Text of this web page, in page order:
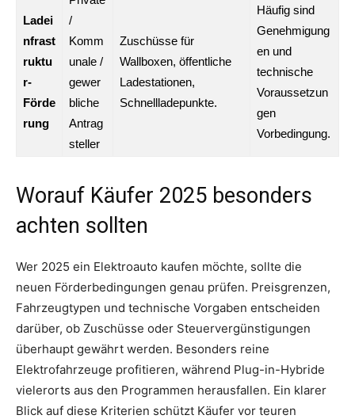
Ladei
nfrast
ruktu
r-
Förde
rung
/
Komm
unale /
gewer
bliche
Antrag
steller
Zuschüsse für
Wallboxen, öffentliche
Ladestationen,
Schnellladepunkte.
Häufig sind
Genehmigung
en und
technische
Voraussetzun
gen
Vorbedingung.
Worauf Käufer 2025 besonders
achten sollten
Wer 2025 ein Elektroauto kaufen möchte, sollte die
neuen Förderbedingungen genau prüfen. Preisgrenzen,
Fahrzeugtypen und technische Vorgaben entscheiden
darüber, ob Zuschüsse oder Steuervergünstigungen
überhaupt gewährt werden. Besonders reine
Elektrofahrzeuge profitieren, während Plug-in-Hybride
vielerorts aus den Programmen herausfallen. Ein klarer
Blick auf diese Kriterien schützt Käufer vor teuren